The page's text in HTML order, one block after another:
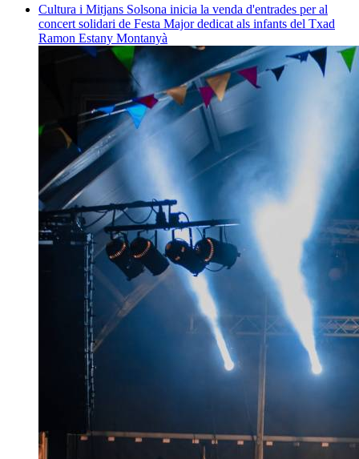
Cultura i Mitjans Solsona inicia la venda d'entrades per al
concert solidari de Festa Major dedicat als infants del Txad
Ramon Estany Montanyà